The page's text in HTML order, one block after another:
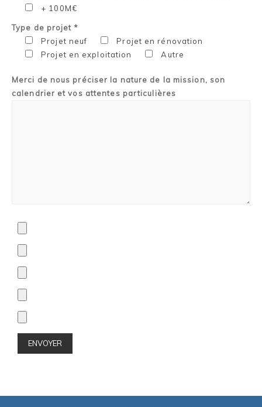
+ 100M€
Type de projet *
Projet neuf
Projet en rénovation
Projet en exploitation
Autre
Merci de nous préciser la nature de la mission, son
calendrier et vos attentes particulières